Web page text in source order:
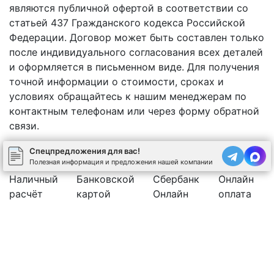
являются публичной офертой в соответствии со
статьей 437 Гражданского кодекса Российской
Федерации. Договор может быть составлен только
после индивидуального согласования всех деталей
и оформляется в письменном виде. Для получения
точной информации о стоимости, сроках и
условиях обращайтесь к нашим менеджерам по
контактным телефонам или через форму обратной
связи.
Наличный
расчёт
Банковской
картой
Сбербанк
Онлайн
Онлайн
оплата
Спецпредложения для вас!
Полезная информация и предложения нашей компании